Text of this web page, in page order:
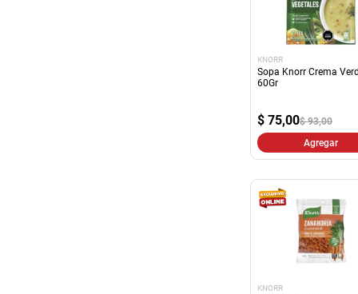
KNORR
Sopa Knorr Crema
60Gr
$ 75,00$ 93,00
Agregar
KNORR